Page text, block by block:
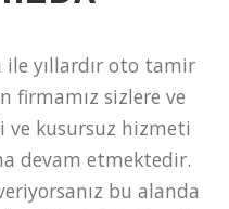
ile yıllardır oto tamir
firmamız sizlere ve
ve kusursuz hizmeti
devam etmektedir.
bu alanda